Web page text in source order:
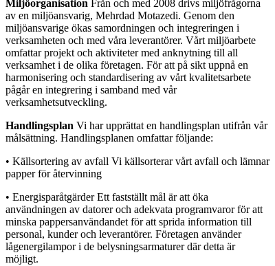
Miljöorganisation Från och med 2008 drivs miljöfrågorna
av en miljöansvarig, Mehrdad Motazedi. Genom den
miljöansvarige ökas samordningen och integreringen i
verksamheten och med våra leverantörer. Vårt miljöarbete
omfattar projekt och aktiviteter med anknytning till all
verksamhet i de olika företagen. För att på sikt uppnå en
harmonisering och standardisering av vårt kvalitetsarbete
pågår en integrering i samband med vår
verksamhetsutveckling.
Handlingsplan Vi har upprättat en handlingsplan utifrån vår
målsättning. Handlingsplanen omfattar följande:
• Källsortering av avfall Vi källsorterar vårt avfall och lämnar
papper för återvinning
• Energisparåtgärder Ett fastställt mål är att öka
användningen av datorer och adekvata programvaror för att
minska pappersanvändandet för att sprida information till
personal, kunder och leverantörer. Företagen använder
lågenergilampor i de belysningsarmaturer där detta är
möjligt.